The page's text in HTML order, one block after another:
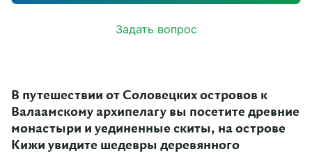
В путешествии от Соловецких островов к
Валаамскому архипелагу вы посетите древние
монастыри и уединенные скиты, на острове
Кижи увидите шедевры деревянного
Задать вопрос